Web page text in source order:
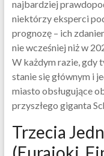
najbardziej
niektórzy eksperci
prognozę – ich
nie wcześniej niż w
W każdym razie, gdy
stanie się głównym i
miasto obsługujące
przyszłego giganta
Trzecia